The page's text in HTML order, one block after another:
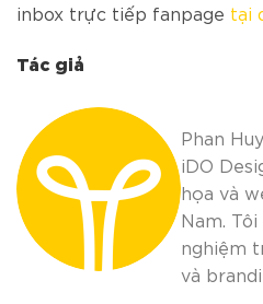
inbox trực tiếp fanpage tại
Tác giả
Phan
iDO
họa và
Nam.
nghiệm
và